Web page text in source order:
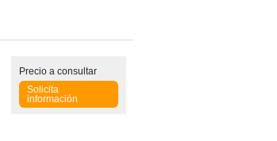
Precioa consultar
Solicita
información